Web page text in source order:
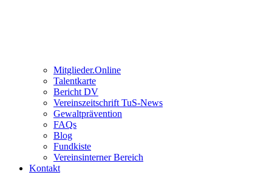
Mitglieder.Online
Talentkarte
Bericht DV
Vereinszeitschrift TuS-News
Gewaltprävention
FAQs
Blog
Fundkiste
Vereinsinterner Bereich
Kontakt